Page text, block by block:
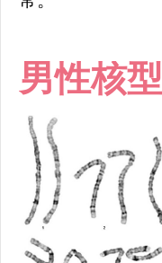
男性核型